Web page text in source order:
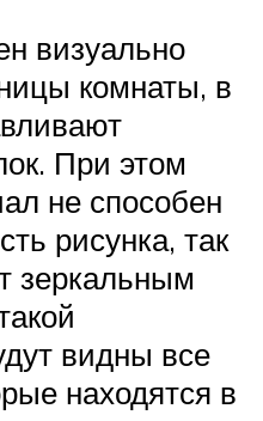
визуально
комнаты, в
При этом
не способен
рисунка, так
зеркальным
видны все
находятся в